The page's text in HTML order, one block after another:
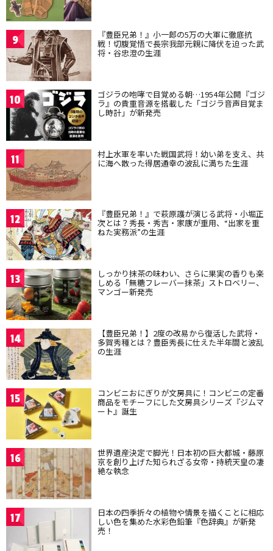
9 『豊臣兄弟！』小一郎の5万の大軍に徹底抗
戦！切腹覚悟で長宗我部元親に降伏を迫った武
将・谷忠澄の生涯
10 ゴジラの咆哮で目覚める朝…1954年公開『ゴジ
ラ』の貴重音源を搭載した「ゴジラ音声目覚ま
し時計」が新発売
11 村上水軍を率いた戦国武将！幼い弟を支え、共
に海へ散った得居通幸の波乱に満ちた生涯
12 『豊臣兄弟！』で萩原護が演じる武将・小堀正
次とは？秀長・秀吉・家康が重用、“出家を重
ねた実務派”の生涯
13 しっかり抹茶の味わい、さらに果実の香りも楽
しめる「無糖フレーバー抹茶」ストロベリー、
マンゴー新発売
14 【豊臣兄弟！】2度の改易から復活した武将・
多賀秀種とは？豊臣秀長に仕えた半年間と波乱
の生涯
15 コンビニおにぎりが文房具に！コンビニの定番
商品をモチーフにした文房具シリーズ『ジムマ
ート』誕生
16 世界遺産決定で脚光！日本初の巨大都城・藤原
京を創り上げた知られざる女帝・持統天皇の凄
絶な執念
17 日本の四季折々の植物や情景を描くことに相応
しい色を集めた水彩色鉛筆『色辞典』が新発
売！